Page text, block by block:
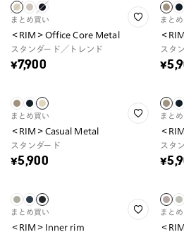
まとめ買い
＜RIM＞Office Core Metal
スタンダード／トレンド
¥7,900
まと
＜
スタ
まとめ買い
＜RIM＞Casual Metal
スタンダード
¥5,900
まと
＜
スタ
まとめ買い
＜RIM＞Inner rim
まと
＜